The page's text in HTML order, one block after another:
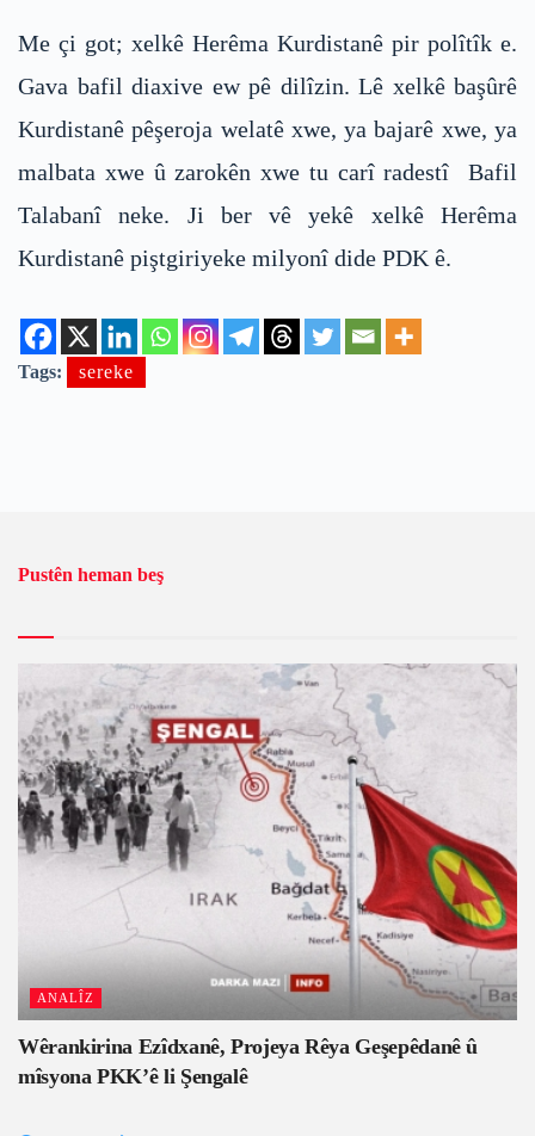
Me çi got; xelkê Herêma Kurdistanê pir polîtîk e.
Gava bafil diaxive ew pê dilîzin. Lê xelkê başûrê
Kurdistanê pêşeroja welatê xwe, ya bajarê xwe, ya
malbata xwe û zarokên xwe tu carî radestî Bafil
Talabanî neke. Ji ber vê yekê xelkê Herêma
Kurdistanê piştgiriyeke milyonî dide PDK ê.
Tags: sereke
Pustên heman beş
ANALÎZ
Wêrankirina Ezîdxanê, Projeya Rêya Geşepêdanê û
mîsyona PKK’ê li Şengalê